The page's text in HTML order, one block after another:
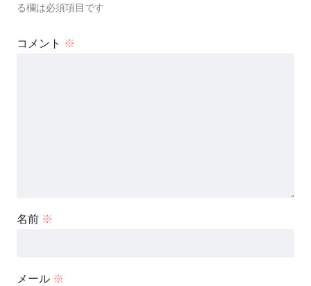
る欄は必須項目です
コメント ※
名前 ※
メール ※